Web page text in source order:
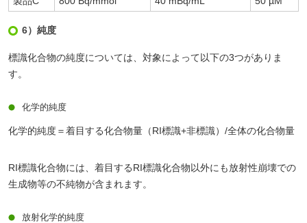
6）純度
標識化合物の純度については、対象によって以下の3つがありま
す。
化学的純度
化学的純度＝着目する化合物量（RI標識+非標識）/全体の化合物量
RI標識化合物には、着目するRI標識化合物以外にも放射性崩壊での
生成物等の不純物が含まれます。
放射化学的純度